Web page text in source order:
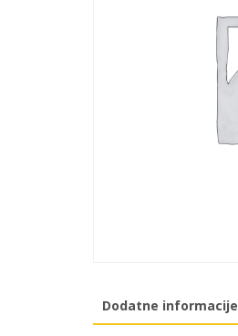
Dodatne informacije